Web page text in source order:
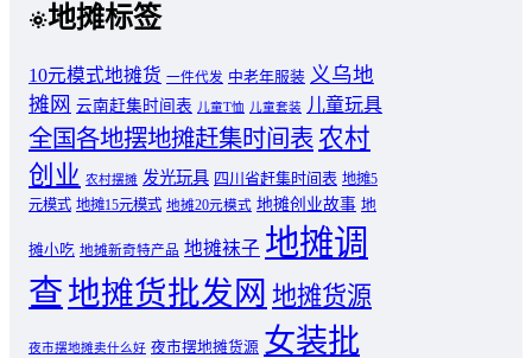
地摊标签
10元模式地摊货 一件代发 中老年服装 义乌地
摊网 云南赶集时间表 儿童T恤 儿童套装 儿童玩具
全国各地摆地摊赶集时间表 农村
创业 农村摆摊 发光玩具 四川省赶集时间表 地摊5
元模式 地摊15元模式 地摊20元模式 地摊创业故事 地
摊小吃 地摊新奇特产品 地摊袜子 地摊调
查地摊货批发网 地摊货源
夜市摆地摊卖什么好 夜市摆地摊货源 女装批